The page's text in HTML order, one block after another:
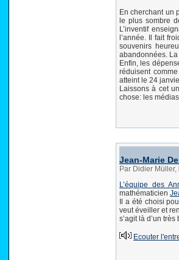
En cherchant un
le plus sombre
L’inventif
l’année. Il fait
souvenirs
abandonnées.
Enfin, les
réduisent
atteint le 24
Laissons à cet
chose: les
Jean-Marie
Par Didier
L’équipe des
mathématicien
Il a été choisi
veut éveiller et
s’agit là d’un
Ecouter